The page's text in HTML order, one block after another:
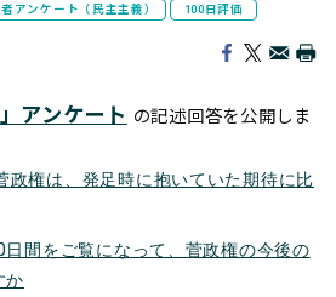
アンケート（民主主義） 100日評価
アンケート の記述回答を公開しま
政権は、発足時に抱いていた期待に比
日間をご覧になって、菅政権の今後の
か